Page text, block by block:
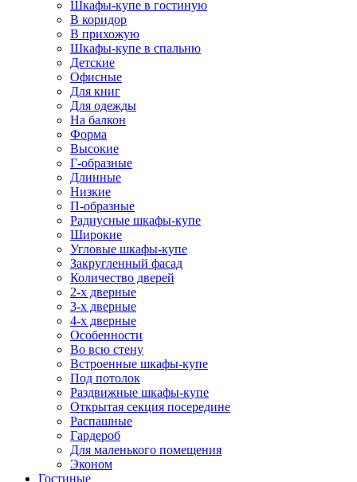
Шкафы-купе в гостиную
В коридор
В прихожую
Шкафы-купе в спальню
Детские
Офисные
Для книг
Для одежды
На балкон
Форма
Высокие
Г-образные
Длинные
Низкие
П-образные
Радиусные шкафы-купе
Широкие
Угловые шкафы-купе
Закругленный фасад
Количество дверей
2-х дверные
3-х дверные
4-х дверные
Особенности
Во всю стену
Встроенные шкафы-купе
Под потолок
Раздвижные шкафы-купе
Открытая секция посередине
Распашные
Гардероб
Для маленького помещения
Эконом
Гостиные